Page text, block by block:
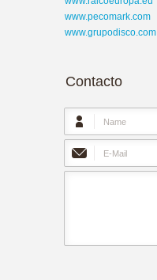
www.pecomark.com
www.grupodisco.com
Contacto